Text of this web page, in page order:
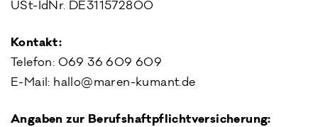
USt-IdNr. DE311572800
Kontakt:
Telefon: 069 36 609 609
E-Mail: hallo@maren-kumant.de
Angaben zur Berufshaftpflichtversicherung: